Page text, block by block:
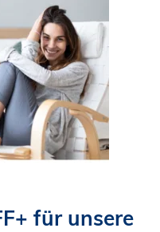
für unsere